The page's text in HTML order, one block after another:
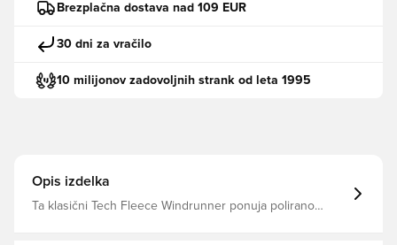
Brezplačna dostava nad 109 EUR
30 dni za vračilo
10 milijonov zadovoljnih strank od leta 1995
Opis izdelka
Ta klasični Tech Fleece Windrunner ponuja polirano